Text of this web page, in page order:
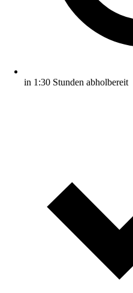
in 1:30 Stunden abholbereit